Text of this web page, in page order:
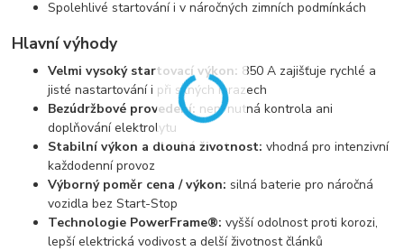
Spolehlivé startování i v náročných zimních podmínkách
Hlavní výhody
Velmi vysoký startovací výkon: 850 A zajišťuje rychlé a
jisté nastartování i při silných mrazech
Bezúdržbové provedení: není nutná kontrola ani
doplňování elektrolytu
Stabilní výkon a dlouhá životnost: vhodná pro intenzivní
každodenní provoz
Výborný poměr cena / výkon: silná baterie pro náročná
vozidla bez Start-Stop
Technologie PowerFrame®: vyšší odolnost proti korozi,
lepší elektrická vodivost a delší životnost článků